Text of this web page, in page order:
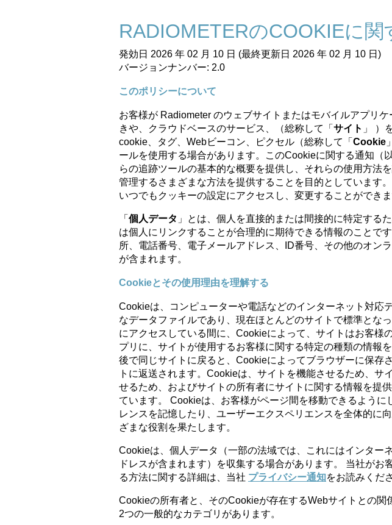
RADIOMETERのCOOKIEに関
発効日 2026 年 02 月 10 日 (最終更新日 2026 年 02 月 10 日)
バージョンナンバー: 2.0
このポリシーについて
お客様が Radiometer のウェブサイトまたはモバイルアプリ
きや、クラウドベースのサービス、（総称して「 サイト 」 ）
cookie、タグ、Webビーコン、ピクセル（総称して「 Cookie
ールを使用する場合があります。このCookieに関する通知（
らの追跡ツールの基本的な概要を提供し、それらの使用方法
管理するさまざまな方法を提供することを目的としています。
いつでもクッキーの設定にアクセスし、変更することができま
「 個人データ 」とは、個人を直接的または間接的に特定する
は個人にリンクすることが合理的に期待できる情報のことで
所、電話番号、電子メールアドレス、ID番号、その他のオン
が含まれます。
Cookieとその使用理由を理解する
Cookieは、コンピューターや電話などのインターネット対応
なデータファイルであり、現在ほとんどのサイトで標準とな
にアクセスしている間に、Cookieによって、サイトはお客様
プリに、サイトが使用するお客様に関する特定の種類の情報
後で同じサイトに戻ると、Cookieによってブラウザーに保存
トに返送されます。Cookieは、サイトを機能させるため、サ
せるため、およびサイトの所有者にサイトに関する情報を提
ています。 Cookieは、お客様がページ間を移動できるように
レンスを記憶したり、ユーザーエクスペリエンスを全体的に
ざまな役割を果たします。
Cookieは、個人データ（一部の法域では、これにはインター
ドレスが含まれます）を収集する場合があります。 当社がお
る方法に関する詳細は、当社 プライバシー通知をお読みくだ
Cookieの所有者と、そのCookieが存在するWebサイトとの関
2つの一般的なカテゴリがあります。